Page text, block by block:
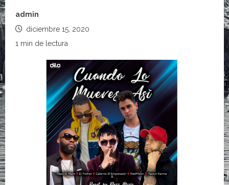
admin
diciembre 15, 2020
1 min de lectura